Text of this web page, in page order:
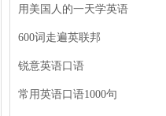
用美国人的一天学英语
600词走遍英联邦
锐意英语口语
常用英语口语1000句